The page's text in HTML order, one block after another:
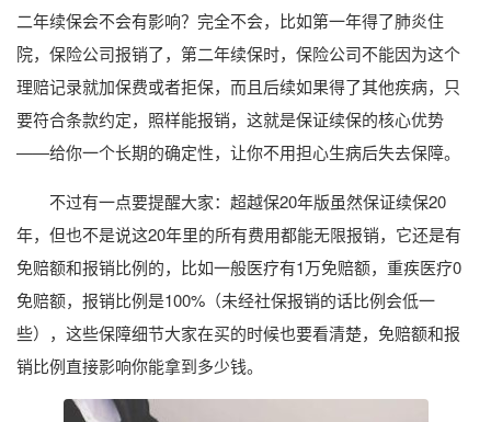
二年续保会不会有影响？完全不会，比如第一年得了肺炎住
院，保险公司报销了，第二年续保时，保险公司不能因为这个
理赔记录就加保费或者拒保，而且后续如果得了其他疾病，只
要符合条款约定，照样能报销，这就是保证续保的核心优势
——给你一个长期的确定性，让你不用担心生病后失去保障。
不过有一点要提醒大家：超越保20年版虽然保证续保20
年，但也不是说这20年里的所有费用都能无限报销，它还是有
免赔额和报销比例的，比如一般医疗有1万免赔额，重疾医疗0
免赔额，报销比例是100%（未经社保报销的话比例会低一
些），这些保障细节大家在买的时候也要看清楚，免赔额和报
销比例直接影响你能拿到多少钱。